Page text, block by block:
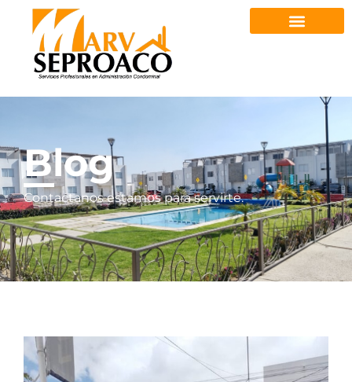
Blog
Contactanos estamos para servirte.